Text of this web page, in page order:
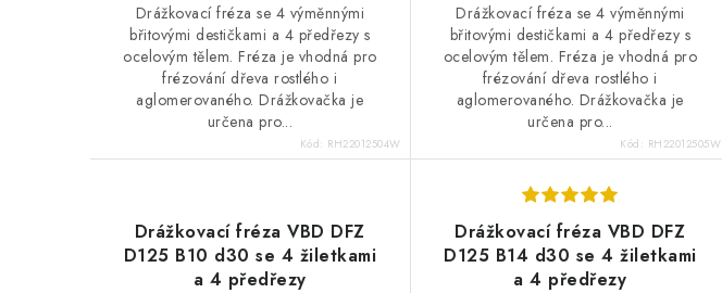
Drážkovací fréza se 4 výměnnými
břitovými destičkami a 4 předřezy s
ocelovým tělem. Fréza je vhodná pro
frézování dřeva rostlého i
aglomerovaného. Drážkovačka je
určena pro...
Kód: RH22012504W
Drážkovací fréza se 4 výměnnými
břitovými destičkami a 4 předřezy s
ocelovým tělem. Fréza je vhodná pro
frézování dřeva rostlého i
aglomerovaného. Drážkovačka je
určena pro...
Kód: RH22012505W
Drážkovací fréza VBD DFZ
D125 B10 d30 se 4 žiletkami
a 4 předřezy
Drážkovací fréza VBD DFZ
D125 B14 d30 se 4 žiletkami
a 4 předřezy